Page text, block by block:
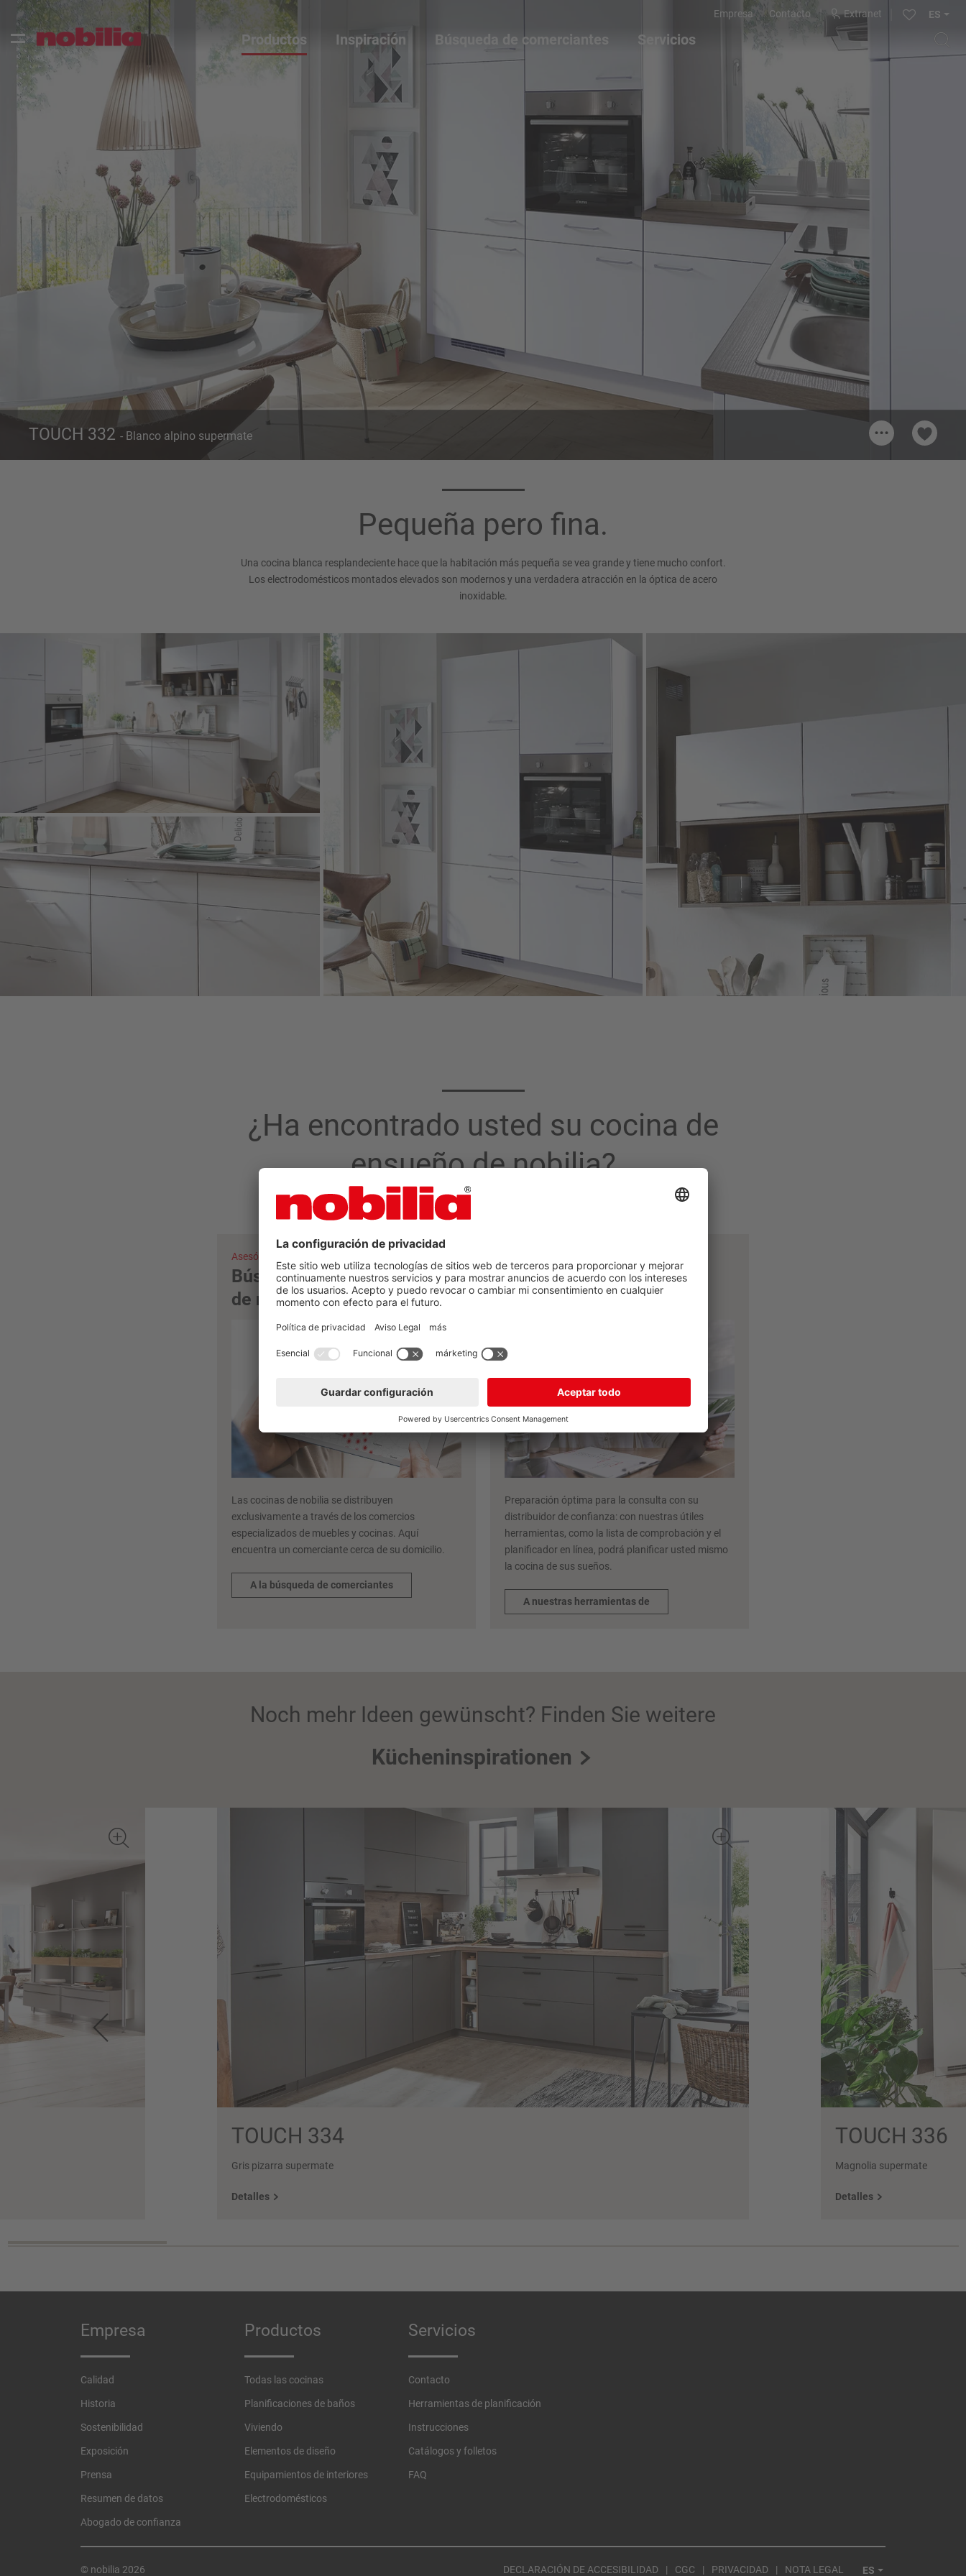
Empresa Contacto Extranet ES
Productos Inspiración Búsqueda de comerciantes Servicios
...
TOUCH 332 - Blanco alpino supermate
Color de cuerpo
193
Blanco alpino
Pequeña pero fina.
Una cocina blanca resplandeciente hace que la habitación más pequeña se vea grande y tiene mucho confort.
Los electrodomésticos montados elevados son modernos y una verdadera atracción en la óptica de acero
inoxidable.
¿Ha encontrado usted su cocina de
ensueño de nobilia?
Asesórese ahora
Búsqueda de comerciantes
de nobilia
Las cocinas de nobilia se distribuyen
exclusivamente a través de los comercios
especializados de muebles y cocinas. Aquí
encuentra un comerciante cerca de su domicilio.
A la búsqueda de comerciantes
Herramientas de
planificación nobilia
Preparación óptima para la consulta con su
distribuidor de confianza: con nuestras útiles
herramientas, como la lista de comprobación y el
planificador en línea, podrá planificar usted mismo
la cocina de sus sueños.
A nuestras herramientas de
Noch mehr Ideen gewünscht? Finden Sie weitere
Kücheninspirationen
TOUCH 334
Gris pizarra supermate
Detalles
TOUCH 336
Magnolia supermate
Detalles
Empresa
Calidad
Historia
Sostenibilidad
Exposición
Prensa
Resumen de datos
Abogado de confianza
Productos
Todas las cocinas
Planificaciones de baños
Viviendo
Elementos de diseño
Equipamientos de interiores
Electrodomésticos
Servicios
Contacto
Herramientas de planificación
Instrucciones
Catálogos y folletos
FAQ
© nobilia 2026 DECLARACIÓN DE ACCESIBILIDAD CGC PRIVACIDAD NOTA LEGAL ES